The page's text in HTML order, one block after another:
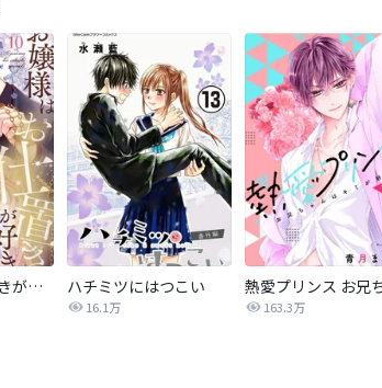
お嬢様はお仕置きが好き ハチミツにはつこい
16.1万 163.3万